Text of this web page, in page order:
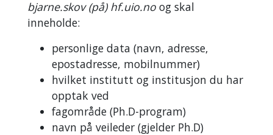
bjarne.skov (på) hf.uio.no og skal
inneholde:
personlige data (navn, adresse,
epostadresse, mobilnummer)
hvilket institutt og institusjon du har
opptak ved
fagområde (Ph.D-program)
navn på veileder (gjelder Ph.D)